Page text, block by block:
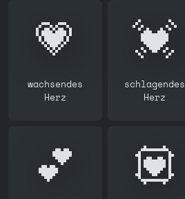
💗
wachsendes
Herz
💓
schlagendes
Herz
💕 💟